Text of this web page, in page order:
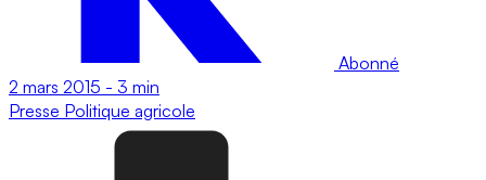
Abonné
2 mars 2015 - 3 min
Presse Politique agricole